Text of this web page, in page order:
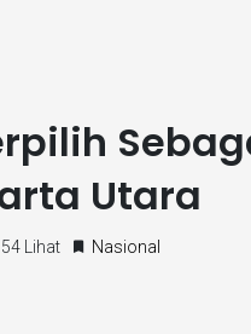
Utara
54 Lihat Nasional